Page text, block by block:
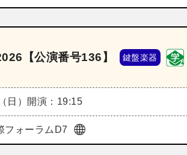
【公演番号136】 鍵盤楽器
日） 開演：19:15
フォーラムD7